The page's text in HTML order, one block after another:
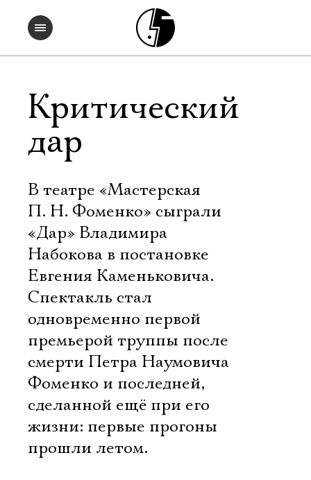
Критический
дар
В театре «Мастерская
П. Н. Фоменко» сыграли
«Дар» Владимира
Набокова в постановке
Евгения Каменьковича.
Спектакль стал
одновременно первой
премьерой труппы после
смерти Петра Наумовича
Фоменко и последней,
сделанной ещё при его
жизни: первые прогоны
прошли летом.